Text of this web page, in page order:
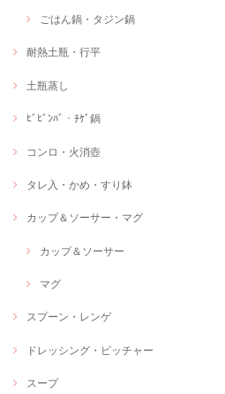
ごはん鍋・タジン鍋
耐熱土瓶・行平
土瓶蒸し
ﾋﾞﾋﾞﾝﾊﾞ・ﾁｹﾞ鍋
コンロ・火消壺
タレ入・かめ・すり鉢
カップ＆ソーサー・マグ
カップ＆ソーサー
マグ
スプーン・レンゲ
ドレッシング・ピッチャー
スープ